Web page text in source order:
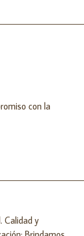
con la
Calidad y